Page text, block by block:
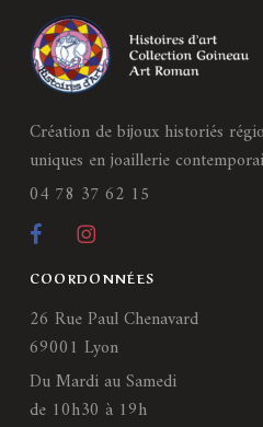
Création de bijoux historiés
uniques en joaillerie
04 78 37 62 15
COORDONNÉES
26 Rue Paul Chenavard
69001 Lyon
Du Mardi au Samedi
de 10h30 à 19h